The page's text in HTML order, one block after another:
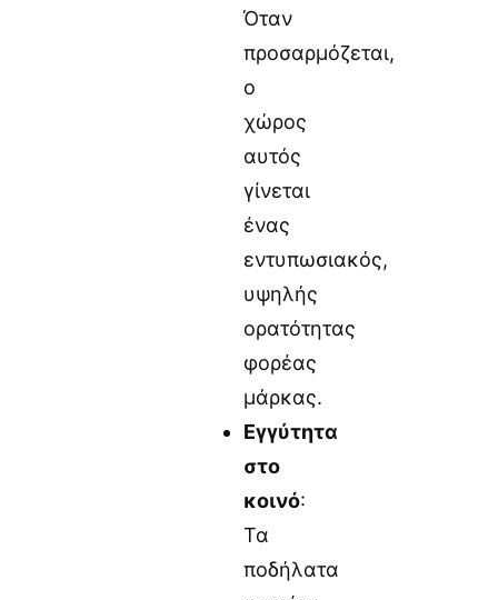
Όταν
προσαρμόζεται,
ο
χώρος
αυτός
γίνεται
ένας
εντυπωσιακός,
υψηλής
ορατότητας
φορέας
μάρκας.
Εγγύτητα
στο
κοινό:
Τα
ποδήλατα